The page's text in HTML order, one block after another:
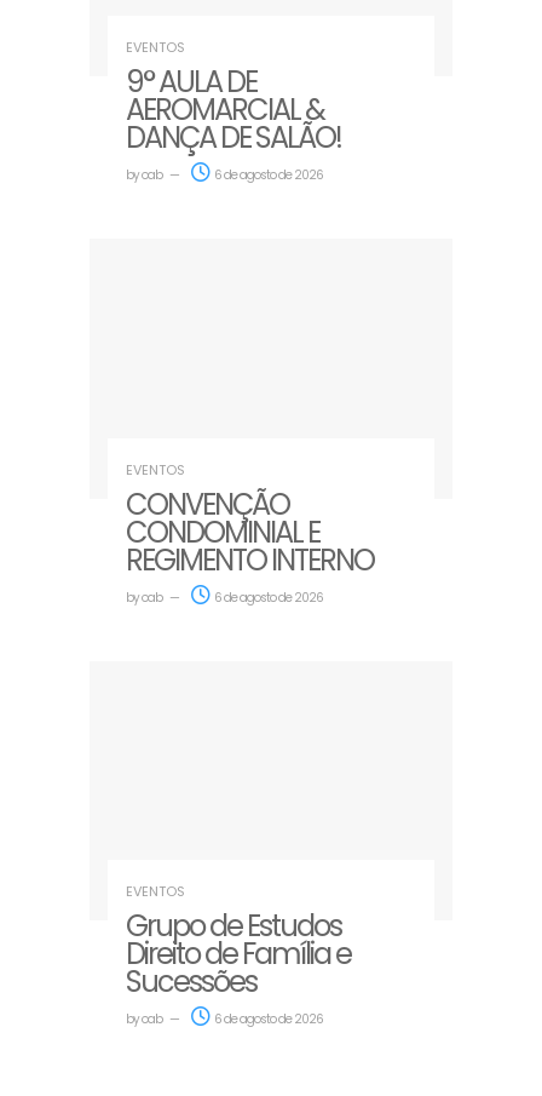
EVENTOS
9° AULA DE
AEROMARCIAL &
DANÇA DE SALÃO!
byoab 6 de agosto de 2026
EVENTOS
CONVENÇÃO
CONDOMINIAL E
REGIMENTO INTERNO
byoab 6 de agosto de 2026
EVENTOS
Grupo de Estudos
Direito de Família e
Sucessões
byoab 6 de agosto de 2026